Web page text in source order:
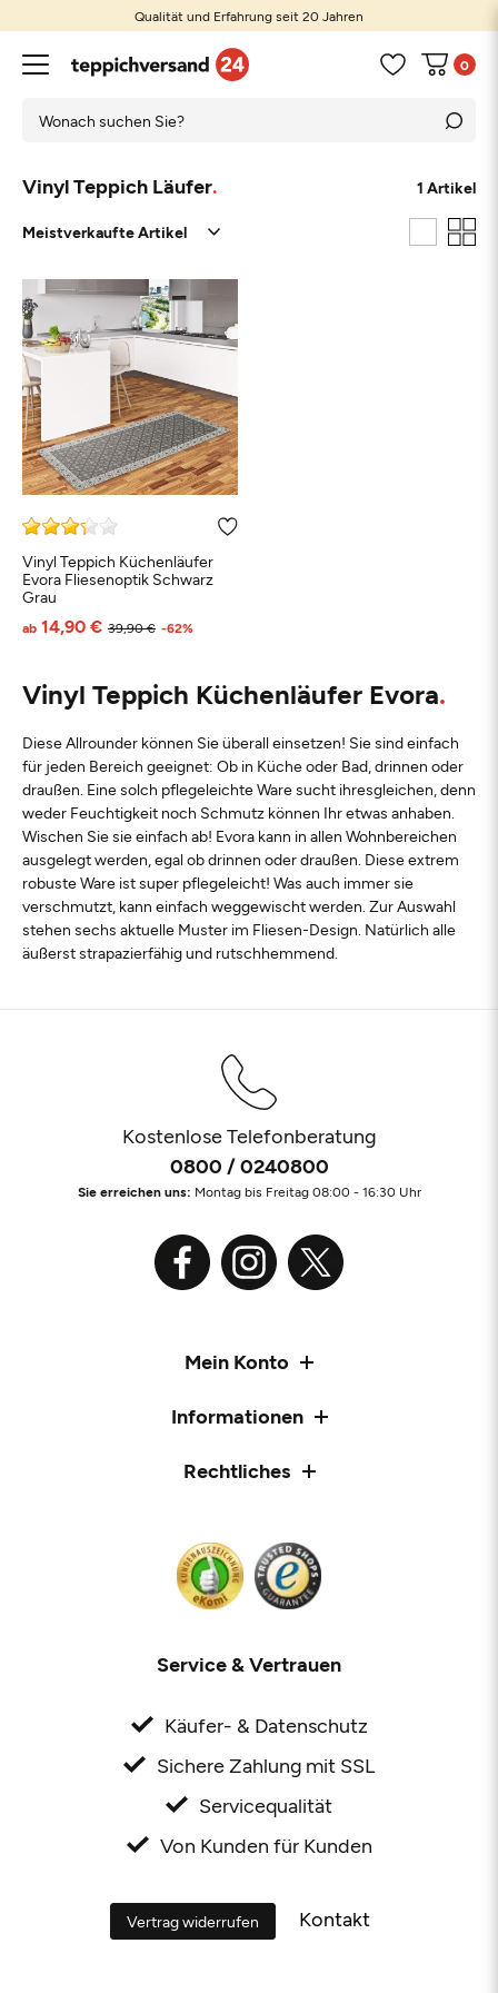
Qualität und Erfahrung seit 20 Jahren
0
Grau
Vinyl Teppich Läufer 1 Artikel
Vinyl Teppich Küchenläufer
Evora Fliesenoptik Schwarz
Grau
39,90 €
ab 14,90 € -62%
Vinyl Teppich Küchenläufer Evora
Diese Allrounder können Sie überall einsetzen! Sie sind einfach
für jeden Bereich geeignet: Ob in Küche oder Bad, drinnen oder
draußen. Eine solch pflegeleichte Ware sucht ihresgleichen, denn
weder Feuchtigkeit noch Schmutz können Ihr etwas anhaben.
Wischen Sie sie einfach ab! Evora kann in allen Wohnbereichen
ausgelegt werden, egal ob drinnen oder draußen. Diese extrem
robuste Ware ist super pflegeleicht! Was auch immer sie
verschmutzt, kann einfach weggewischt werden. Zur Auswahl
stehen sechs aktuelle Muster im Fliesen-Design. Natürlich alle
äußerst strapazierfähig und rutschhemmend.
Kostenlose Telefonberatung
0800 / 0240800
Sie erreichen uns: Montag bis Freitag 08:00 - 16:30 Uhr
Mein Konto
Informationen
Rechtliches
Service & Vertrauen
Käufer- & Datenschutz
Sichere Zahlung mit SSL
Servicequalität
Von Kunden für Kunden
Vertrag widerrufen Kontakt